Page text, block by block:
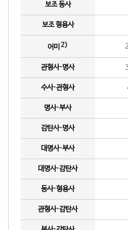
보조 동사
보조 형용사
어미 2)
관형사·명사
수사·관형사
명사·부사
감탄사·명사
대명사·부사
대명사·감탄사
동사·형용사
관형사·감탄사